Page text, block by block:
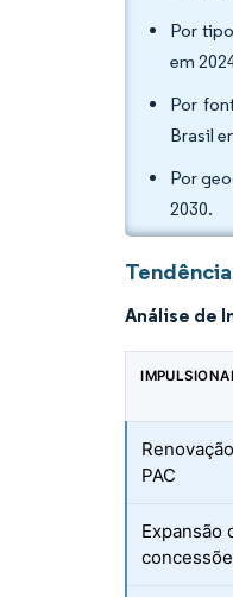
Por
em
Por
Brasil
Por
2030.
Análise de
PAC
Expansão